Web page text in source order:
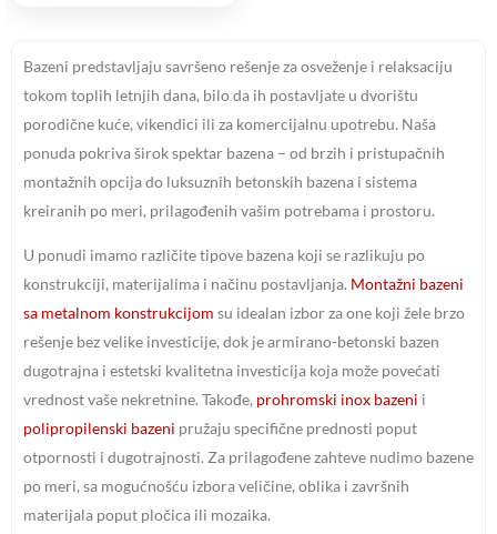
Bazeni predstavljaju savršeno rešenje za osveženje i relaksaciju
tokom toplih letnjih dana, bilo da ih postavljate u dvorištu
porodične kuće, vikendici ili za komercijalnu upotrebu. Naša
ponuda pokriva širok spektar bazena – od brzih i pristupačnih
montažnih opcija do luksuznih betonskih bazena i sistema
kreiranih po meri, prilagođenih vašim potrebama i prostoru.
U ponudi imamo različite tipove bazena koji se razlikuju po
konstrukciji, materijalima i načinu postavljanja. Montažni bazeni
sa metalnom konstrukcijom su idealan izbor za one koji žele brzo
rešenje bez velike investicije, dok je armirano-betonski bazen
dugotrajna i estetski kvalitetna investicija koja može povećati
vrednost vaše nekretnine. Takođe, prohromski inox bazeni i
polipropilenski bazeni pružaju specifične prednosti poput
otpornosti i dugotrajnosti. Za prilagođene zahteve nudimo bazene
po meri, sa mogućnošću izbora veličine, oblika i završnih
materijala poput pločica ili mozaika.